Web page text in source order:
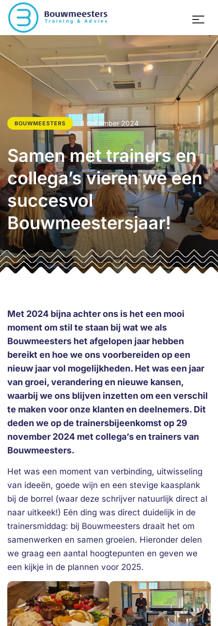
BOUWMEESTERS 8 december 2024
Samen met trainers en
collega’s vieren we een
succesvol
Bouwmeestersjaar!
Met 2024 bijna achter ons is het een mooi
moment om stil te staan bij wat we als
Bouwmeesters het afgelopen jaar hebben
bereikt en hoe we ons voorbereiden op een
nieuw jaar vol mogelijkheden. Het was een jaar
van groei, verandering en nieuwe kansen,
waarbij we ons blijven inzetten om een verschil
te maken voor onze klanten en deelnemers. Dit
deden we op de trainersbijeenkomst op 29
november 2024 met collega’s en trainers van
Bouwmeesters.
Het was een moment van verbinding, uitwisseling
van ideeën, goede wijn en een stevige kaasplank
bij de borrel (waar deze schrijver natuurlijk direct al
naar uitkeek!) Eén ding was direct duidelijk in de
trainersmiddag: bij Bouwmeesters draait het om
samenwerken en samen groeien. Hieronder delen
we graag een aantal hoogtepunten en geven we
een kijkje in de plannen voor 2025.